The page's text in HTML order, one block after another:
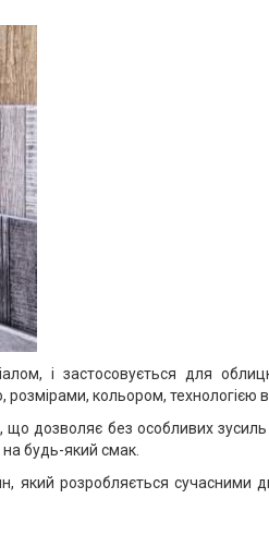
і застосовується для
кольором, технологією
, що дозволяє без особливих зусиль
на будь-який смак.
розробляється сучасними